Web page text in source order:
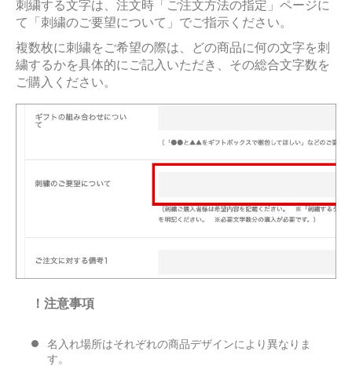
刺繍する文字は、注文時「ご注文方法の指定」ページに
て「刺繍のご要望について」でご指示ください。
複数枚に刺繍をご希望の際は、どの商品に何の文字を刺
繍するかを具体的にご記入いただき、その総合文字数を
ご購入ください。
！注意事項
名入れ場所はそれぞれの商品デザインにより異なりま
す。